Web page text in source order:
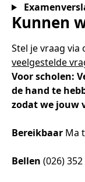
Kunnen
Stel je vraag via
veelgestelde
Voor scholen:
de hand te
zodat we jouw
Bereikbaar Ma
Bellen (026) 352